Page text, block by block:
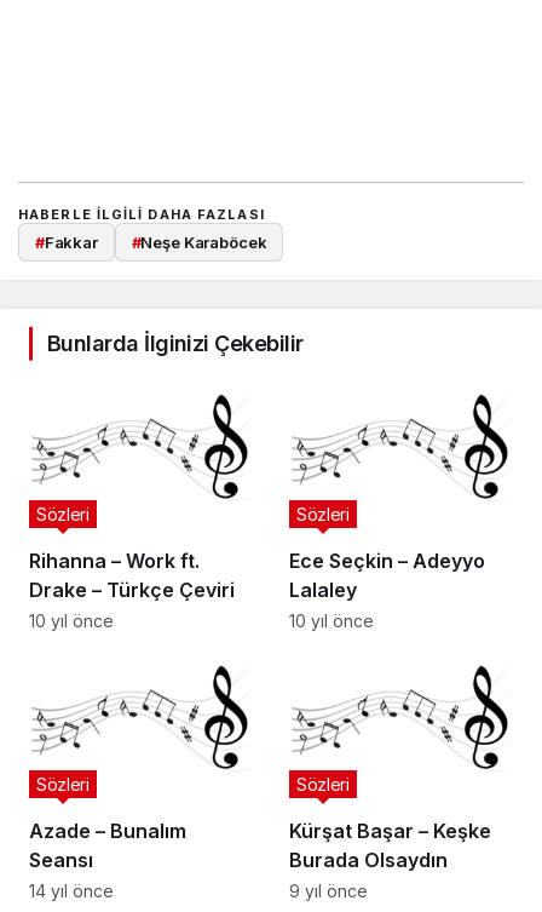
HABERLE ILGILI DAHA FAZLASI
#Fakkar #Neşe Karaböcek
Bunlarda İlginizi Çekebilir
Rihanna – Work ft.
Drake – Türkçe Çeviri
Sözleri
10 yıl önce
Ece Seçkin – Adeyyo
Lalaley
Sözleri
10 yıl önce
Azade – Bunalım
Seansı
Sözleri
14 yıl önce
Kürşat Başar – Keşke
Burada Olsaydın
Sözleri
9 yıl önce